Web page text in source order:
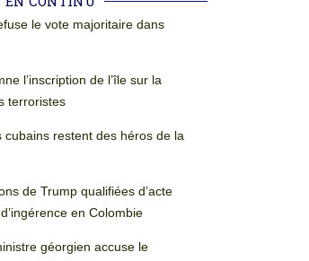
le vote majoritaire dans
l’inscription de l’île sur la
terroristes
cubains restent des héros de la
de Trump qualifiées d’acte
en Colombie
géorgien accuse le